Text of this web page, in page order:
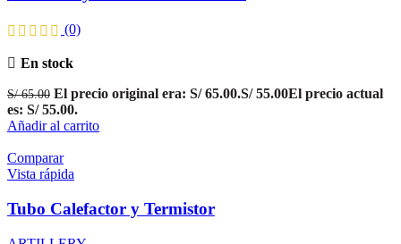
(0)
En stock
S/65.00 El precio original era: S/ 65.00.S/55.00El precio actual
es: S/ 55.00.
Añadir al carrito
Comparar
Vista rápida
Tubo Calefactor y Termistor